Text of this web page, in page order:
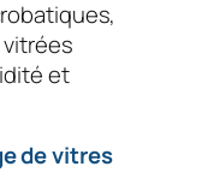
et
de vitres